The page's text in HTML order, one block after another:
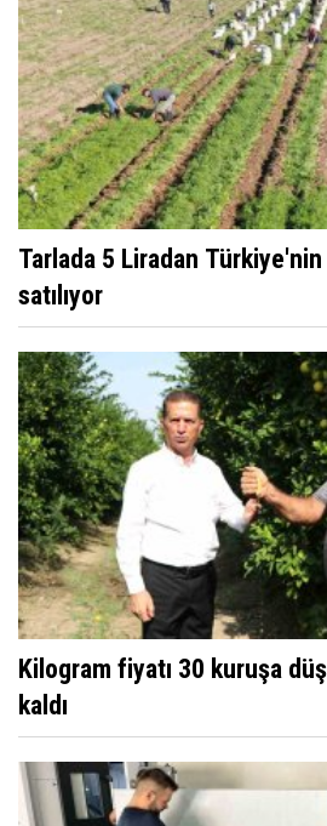
Tarlada 5 Liradan
satılıyor
Kilogram fiyatı 30 kuruşa
kaldı